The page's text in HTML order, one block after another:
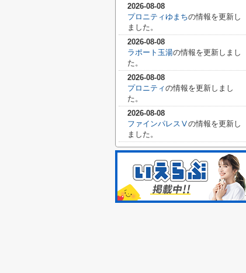
2026-08-08
プロニティゆまちの情報を更新し
ました。
2026-08-08
ラポート玉湯の情報を更新しまし
た。
2026-08-08
プロニティの情報を更新しまし
た。
2026-08-08
ファインパレスⅤの情報を更新し
ました。